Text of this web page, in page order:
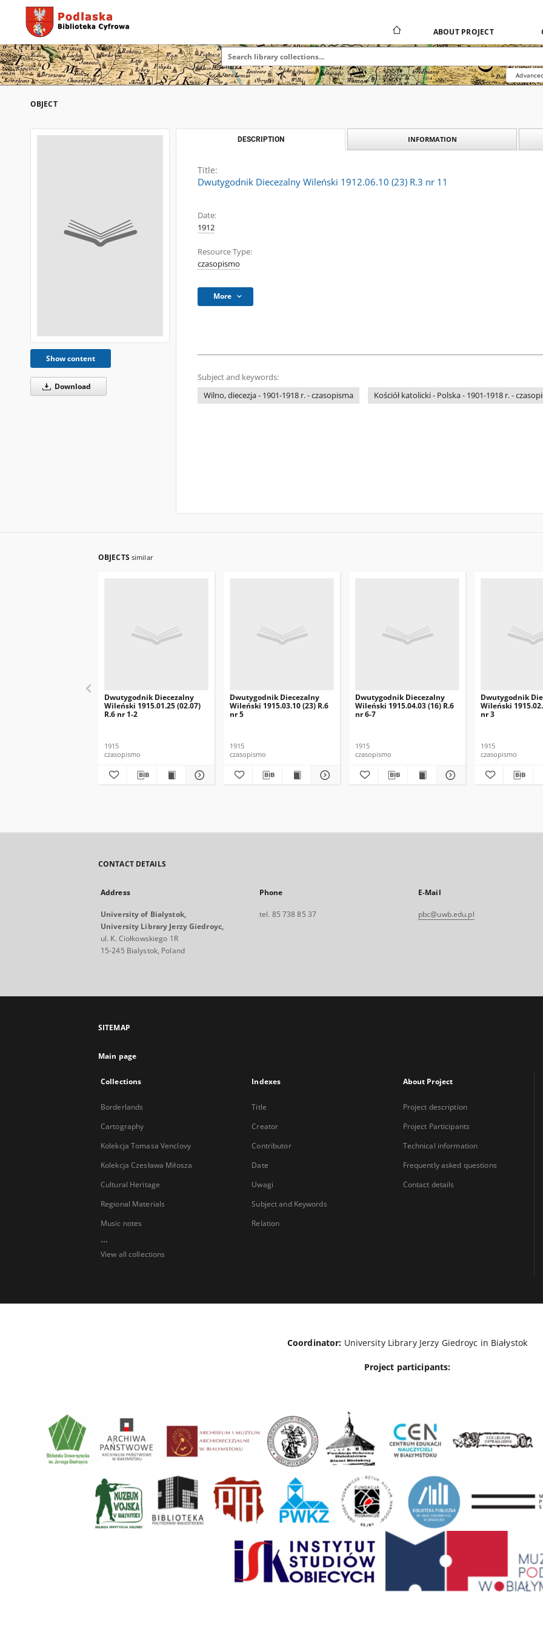
ABOUT PROJECT
OBJECT
Show content
Download
DESCRIPTION INFORMATION
Title:
Dwutygodnik Diecezalny Wileński 1912.06.10 (23) R.3 nr 11
Date:
1912
Resource Type:
czasopismo
More
Subject and keywords:
Wilno, diecezja - 1901-1918 r. - czasopisma
Kościół katolicki - Polska - 1901-1918 r. -
OBJECTS similar
Dwutygodnik Diecezalny
Wileński 1915.01.25 (02.07)
R.6 nr 1-2
1915
czasopismo
Dwutygodnik Diecezalny
Wileński 1915.03.10 (23) R.6
nr 5
1915
czasopismo
Dwutygodnik Diecezalny
Wileński 1915.04.03 (16) R.6
nr 6-7
1915
czasopismo
Dwutygodnik
Wileński
nr 3
1915
czasopismo
CONTACT DETAILS
Address
University of Bialystok,
University Library Jerzy Giedroyc,
ul. K. Ciołkowskiego 1R
15-245 Bialystok, Poland
Phone
tel. 85 738 85 37
E-Mail
pbc@uwb.edu.pl
SITEMAP
Main page
Collections
Borderlands
Cartography
Kolekcja Tomasa Venclovy
Kolekcja Czesława Miłosza
Cultural Heritage
Regional Materials
Music notes
...
View all collections
Indexes
Title
Creator
Contributor
Date
Uwagi
Subject and Keywords
Relation
About Project
Project description
Project Participants
Technical information
Frequently asked questions
Contact details
Coordinator: University Library Jerzy Giedroyc in Białystok
Project participants: